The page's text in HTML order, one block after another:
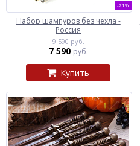
-21%
Набор шампуров без чехла -
Россия
9 590 руб.
7 590 руб.
Купить